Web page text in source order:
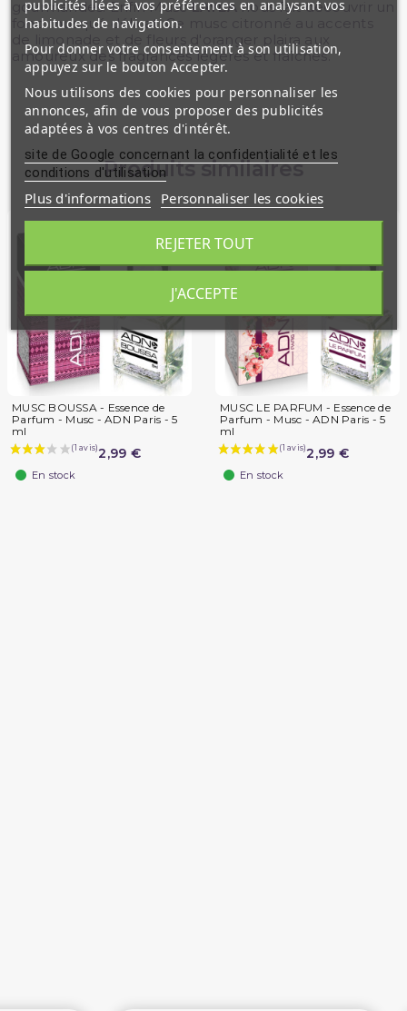
gourmandes. Enfin MuscLAYLA nous fait découvrir un
fond musqué délicat. Ce musc citronné au accents
de limonade et de fleurs d'oranger plaira aux
amoureux des fragrances légères et fraîches.
Produits similaires
MUSC BOUSSA - Essence de
Parfum - Musc - ADN Paris - 5
ml
2,99 €
En stock
MUSC LE PARFUM - Essence de
Parfum - Musc - ADN Paris - 5
ml
2,99 €
En stock
publicités liées à vos préférences en analysant vos
habitudes de navigation.
Pour donner votre consentement à son utilisation,
appuyez sur le bouton Accepter.
Nous utilisons des cookies pour personnaliser les
annonces, afin de vous proposer des publicités
adaptées à vos centres d'intérêt.
site de Google concernant la confidentialité et les
conditions d'utilisation
Plus d'informations Personnaliser les cookies
REJETER TOUT
J'ACCEPTE